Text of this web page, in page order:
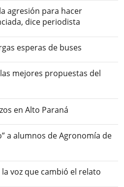
agresión para hacer
dice periodista
esperas de buses
mejores propuestas del
en Alto Paraná
a alumnos de Agronomía de
voz que cambió el relato